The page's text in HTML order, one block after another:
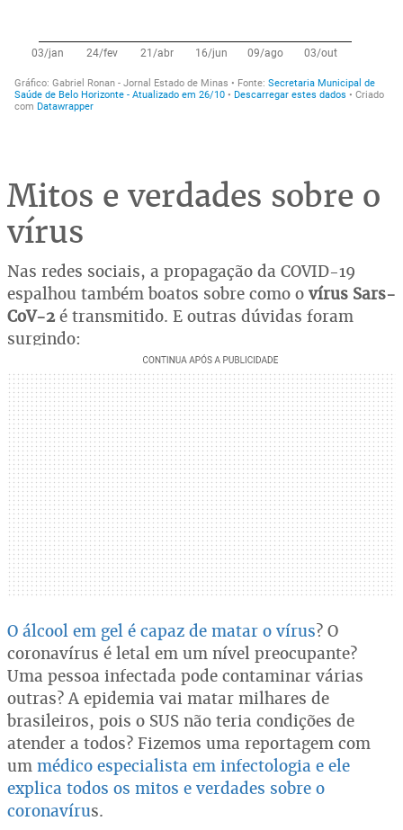
Mitos e verdades sobre o
vírus
Nas redes sociais, a propagação da COVID-19
espalhou também boatos sobre como o vírus Sars-
CoV-2é transmitido. E outras dúvidas foram
surgindo:
O álcool em gel é capaz de matar o vírus? O
coronavírus é letal em um nível preocupante?
Uma pessoa infectada pode contaminar várias
outras? A epidemia vai matar milhares de
brasileiros, pois o SUS não teria condições de
atender a todos? Fizemos uma reportagem com
um médico especialista em infectologia e ele
explica todos os mitos e verdades sobre o
coronavírus.